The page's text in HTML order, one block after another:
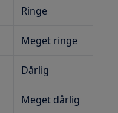
Ringe
Meget ringe
Dårlig
Meget dårlig